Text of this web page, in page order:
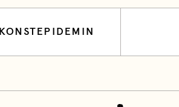
KONSTEPIDEMIN